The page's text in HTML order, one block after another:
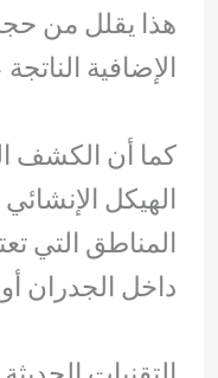
هذا يقلل من
الإضافية
كما أن الكشف
الهيكل
المناطق التي
داخل الجدران